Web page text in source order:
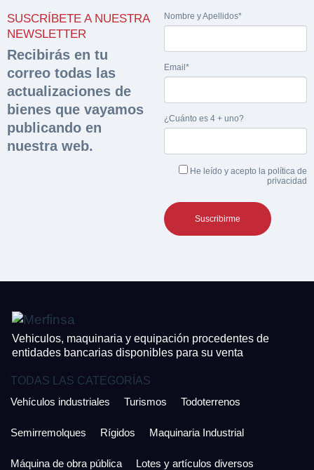
SUSCRÍBETE A NUESTRA
NEWSLETTER
Recibirás en tu
correo todas las
actualizaciones de
bienes que vayamos
publicando en
nuestra web.
Nombre y Apellidos*
Email*
¿Cuánto es 4 + uno?
He leído y acepto la política de
privacidad
Vehiculos, maquinaria y equipación procedentes de
entidades bancarias disponibles para su venta
TODAS LAS CATEGORÍAS
Vehículos industriales
Turismos Todoterrenos
Semirremolques Rígidos Maquinaria Industrial
Máquina de obra pública Lotes y artículos diversos
documentación
sobre la peritación
Rellene este formulario y recibirá en su email el
enlace para descargar la documentación
Nombre y Apellidos*
Email*
Acepto la
Razón social* CIF/DNI Ofertante*
Teléfono* Email*
Nombre y Apellidos*
Sobre Merfinsa
Venta de bienes muebles
Vehículos